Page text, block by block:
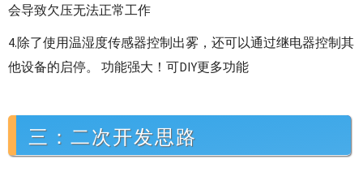
会导致欠压无法正常工作
4.除了使用温湿度传感器控制出雾，还可以通过继电器控制其
他设备的启停。 功能强大！可DIY更多功能
三：二次开发思路